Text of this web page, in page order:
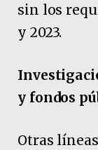
sin los
y 2023.
y fondos
Otras